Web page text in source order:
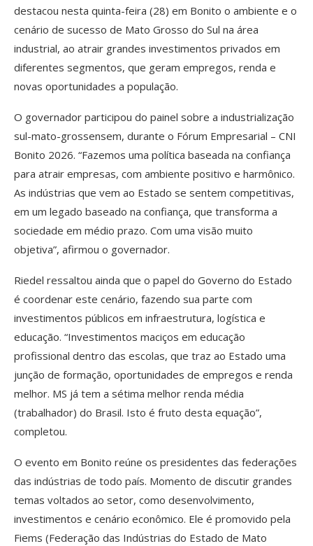
destacou nesta quinta-feira (28) em Bonito o ambiente e o
cenário de sucesso de Mato Grosso do Sul na área
industrial, ao atrair grandes investimentos privados em
diferentes segmentos, que geram empregos, renda e
novas oportunidades a população.
O governador participou do painel sobre a industrialização
sul-mato-grossensem, durante o Fórum Empresarial – CNI
Bonito 2026. “Fazemos uma política baseada na confiança
para atrair empresas, com ambiente positivo e harmônico.
As indústrias que vem ao Estado se sentem competitivas,
em um legado baseado na confiança, que transforma a
sociedade em médio prazo. Com uma visão muito
objetiva”, afirmou o governador.
Riedel ressaltou ainda que o papel do Governo do Estado
é coordenar este cenário, fazendo sua parte com
investimentos públicos em infraestrutura, logística e
educação. “Investimentos maciços em educação
profissional dentro das escolas, que traz ao Estado uma
junção de formação, oportunidades de empregos e renda
melhor. MS já tem a sétima melhor renda média
(trabalhador) do Brasil. Isto é fruto desta equação”,
completou.
O evento em Bonito reúne os presidentes das federações
das indústrias de todo país. Momento de discutir grandes
temas voltados ao setor, como desenvolvimento,
investimentos e cenário econômico. Ele é promovido pela
Fiems (Federação das Indústrias do Estado de Mato